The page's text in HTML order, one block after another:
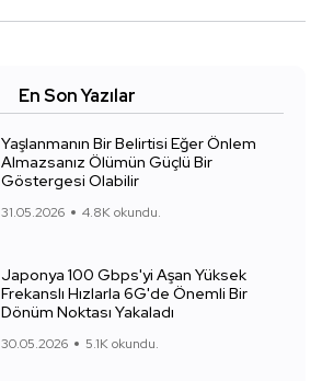
En Son Yazılar
Yaşlanmanın Bir Belirtisi Eğer Önlem
Almazsanız Ölümün Güçlü Bir
Göstergesi Olabilir
31.05.2026 4.8K okundu.
Japonya 100 Gbps'yi Aşan Yüksek
Frekanslı Hızlarla 6G'de Önemli Bir
Dönüm Noktası Yakaladı
30.05.2026 5.1K okundu.